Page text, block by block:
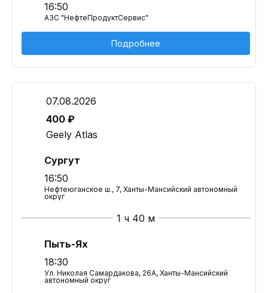
16:50
АЗС "НефтеПродуктСервис"
Подробнее
07.08.2026
400 ₽
Geely Atlas
Сургут
16:50
Нефтеюганское ш., 7, Ханты-Мансийский автономный
округ
1 ч 40 м
Пыть-Ях
18:30
Ул. Николая Самардакова, 26А, Ханты-Мансийский
автономный округ